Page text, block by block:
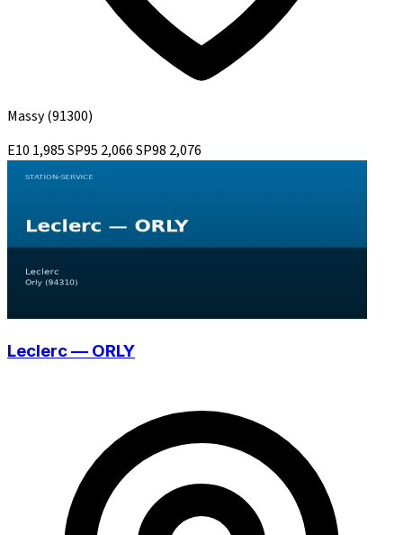
Massy(91300)
E10 1,985SP95 2,066SP98 2,076
Leclerc — ORLY